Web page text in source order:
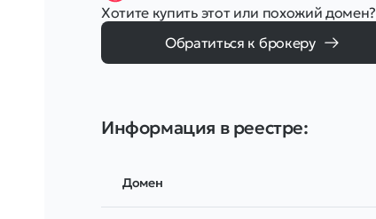
Хотите купить этот или похожий домен?
Обратиться к брокеру
Информация в реестре:
Домен